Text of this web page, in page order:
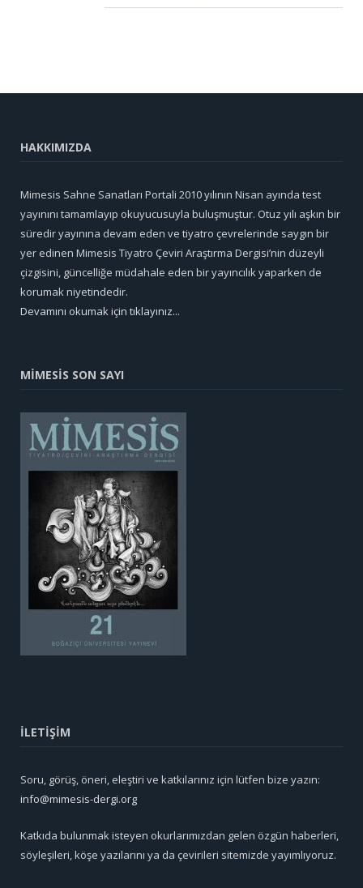
HAKKIMIZDA
Mimesis Sahne Sanatları Portali 2010 yılının Nisan ayında test
yayınını tamamlayıp okuyucusuyla buluşmuştur. Otuz yılı aşkın bir
süredir yayınına devam eden ve tiyatro çevrelerinde saygın bir
yer edinen Mimesis Tiyatro Çeviri Araştırma Dergisi’nin düzeyli
çizgisini, güncelliğe müdahale eden bir yayıncılık yaparken de
korumak niyetindedir.
Devamını okumak için tıklayınız...
MİMESİS SON SAYI
İLETİŞİM
Soru, görüş, öneri, eleştiri ve katkılarınız için lütfen bize yazın:
info@mimesis-dergi.org
Katkıda bulunmak isteyen okurlarımızdan gelen özgün haberleri,
söyleşileri, köşe yazılarını ya da çevirileri sitemizde yayımlıyoruz.